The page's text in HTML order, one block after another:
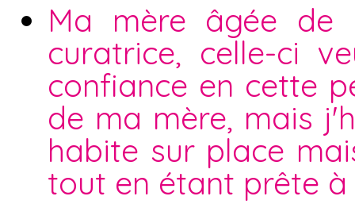
Ma mère âgée de
curatrice, celle-ci
confiance en cette
de ma mère, mais
habite sur place
tout en étant prête à